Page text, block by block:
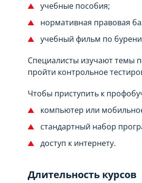
учебные пособия;
нормативная правовая
учебный фильм по
Специалисты изучают темы
пройти контрольное
Чтобы приступить к
компьютер или
стандартный набор
доступ к интернету.
Длительность курсов